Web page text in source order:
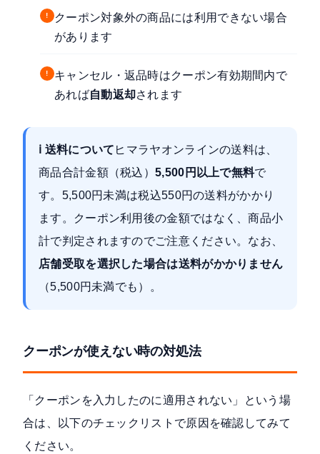
!
クーポン対象外の商品には利用できない場合
があります
!
キャンセル・返品時はクーポン有効期間内で
あれば自動返却されます
ℹ 送料について ヒマラヤオンラインの送料は、
商品合計金額（税込）5,500円以上で無料で
す。5,500円未満は税込550円の送料がかかり
ます。クーポン利用後の金額ではなく、商品小
計で判定されますのでご注意ください。なお、
店舗受取を選択した場合は送料がかかりません
（5,500円未満でも）。
クーポンが使えない時の対処法
「クーポンを入力したのに適用されない」という場
合は、以下のチェックリストで原因を確認してみて
ください。